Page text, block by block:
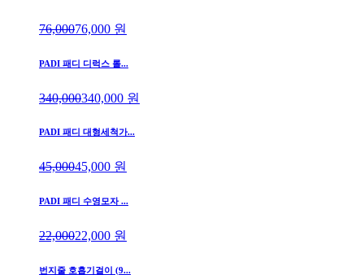
76,00076,000 원
PADI 패디 디럭스 롤...
340,000340,000 원
PADI 패디 대형세척가...
45,00045,000 원
PADI 패디 수영모자 ...
22,00022,000 원
번지줄 호흡기걸이 (9...